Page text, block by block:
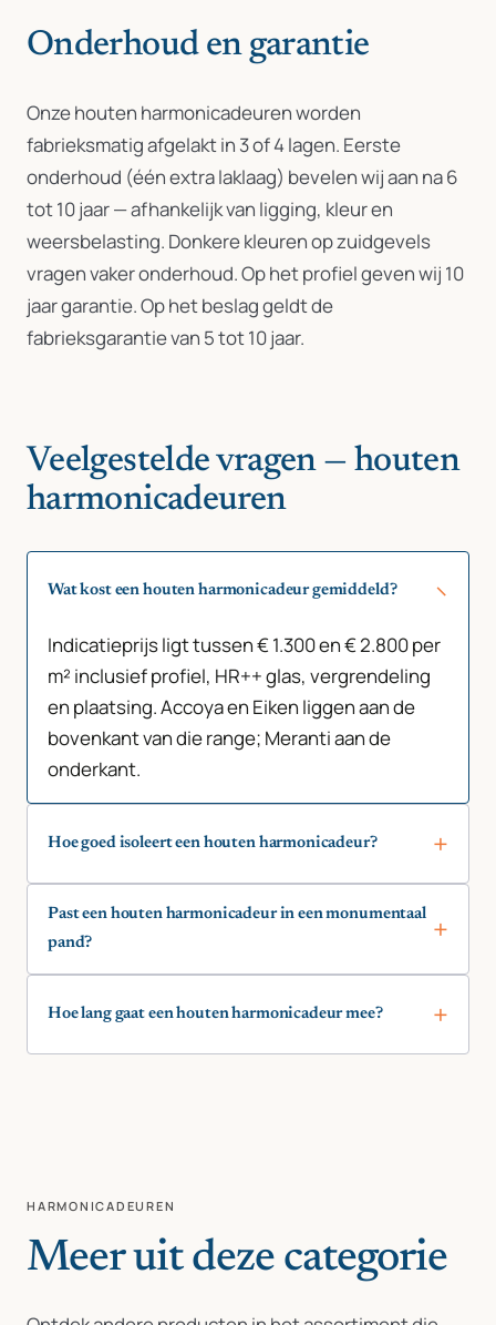
Onderhoud en garantie
Onze houten harmonicadeuren worden
fabrieksmatig afgelakt in 3 of 4 lagen. Eerste
onderhoud (één extra laklaag) bevelen wij aan na 6
tot 10 jaar — afhankelijk van ligging, kleur en
weersbelasting. Donkere kleuren op zuidgevels
vragen vaker onderhoud. Op het profiel geven wij 10
jaar garantie. Op het beslag geldt de
fabrieksgarantie van 5 tot 10 jaar.
Veelgestelde vragen — houten
harmonicadeuren
Wat kost een houten harmonicadeur gemiddeld?
Indicatieprijs ligt tussen € 1.300 en € 2.800 per
m² inclusief profiel, HR++ glas, vergrendeling
en plaatsing. Accoya en Eiken liggen aan de
bovenkant van die range; Meranti aan de
onderkant.
Hoe goed isoleert een houten harmonicadeur?
Past een houten harmonicadeur in een monumentaal
pand?
Hoe lang gaat een houten harmonicadeur mee?
HARMONICADEUREN
Meer uit deze categorie